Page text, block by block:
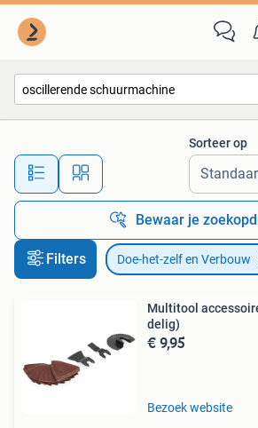
Alle afstanden…
Sorteer op
Bewaar je
Filters Doe-het-zelf en Verbouw
Multitool
delig)
€ 9,95
Bezoek website